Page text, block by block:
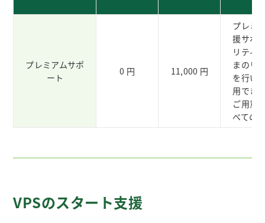
プレミアムサポ
ート
0 円 11,000 円
プレミ
援サポ
リティ
まのリ
を行い
用でき
ご用意
べての
VPSのスタート支援